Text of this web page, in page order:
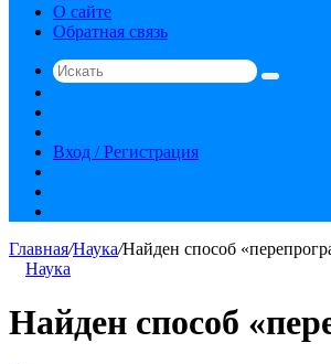
О сайте
Обратная связь
Искать
статья
Вход / Регистрация
Главная/Наука/Найден способ
Наука
Найден способ